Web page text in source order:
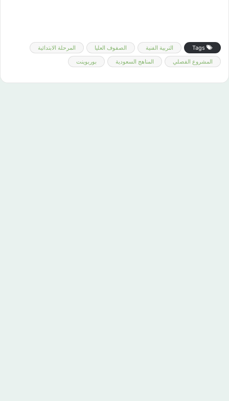
التربية الفنية الصفوف العليا
المرحلة الابتدائية
المشروع الفصلي
المناهج السعودية بوربوينت